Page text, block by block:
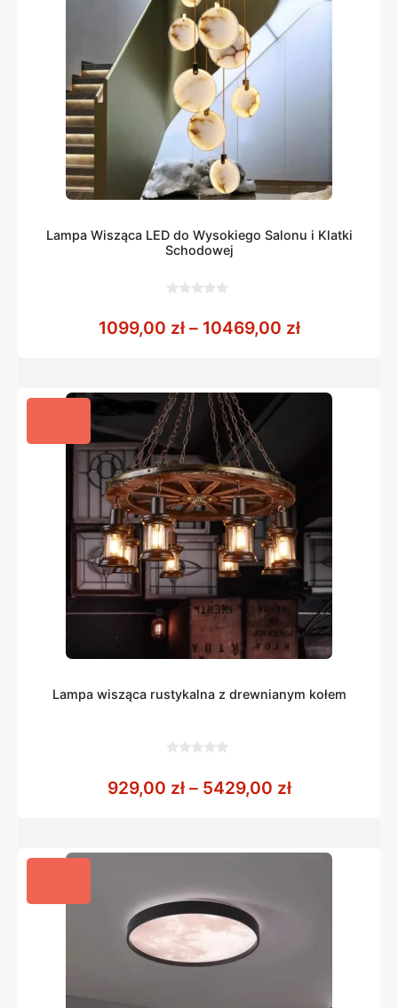
Lampa Wisząca LED do Wysokiego Salonu i Klatki
Schodowej
5
1099,00 zł – 10469,00 złZakres
Lampa wisząca rustykalna z drewnianym kołem
5
929,00 zł – 5429,00 złZakres cen: